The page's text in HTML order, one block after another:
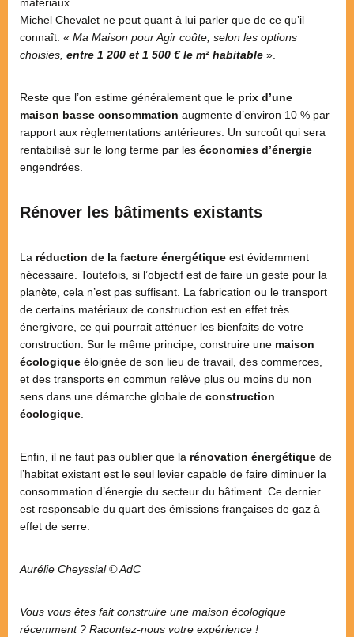
matériaux.
Michel Chevalet ne peut quant à lui parler que de ce qu’il
connaît. « Ma Maison pour Agir coûte, selon les options
choisies, entre 1 200 et 1 500 € le m² habitable ».
Reste que l’on estime généralement que le prix d’une
maison basse consommation augmente d’environ 10 % par
rapport aux règlementations antérieures. Un surcoût qui sera
rentabilisé sur le long terme par les économies d’énergie
engendrées.
Rénover les bâtiments existants
La réduction de la facture énergétique est évidemment
nécessaire. Toutefois, si l’objectif est de faire un geste pour la
planète, cela n’est pas suffisant. La fabrication ou le transport
de certains matériaux de construction est en effet très
énergivore, ce qui pourrait atténuer les bienfaits de votre
construction. Sur le même principe, construire une maison
écologique éloignée de son lieu de travail, des commerces,
et des transports en commun relève plus ou moins du non
sens dans une démarche globale de construction
écologique.
Enfin, il ne faut pas oublier que la rénovation énergétique de
l’habitat existant est le seul levier capable de faire diminuer la
consommation d’énergie du secteur du bâtiment. Ce dernier
est responsable du quart des émissions françaises de gaz à
effet de serre.
Aurélie Cheyssial © AdC
Vous vous êtes fait construire une maison écologique
récemment ? Racontez-nous votre expérience !